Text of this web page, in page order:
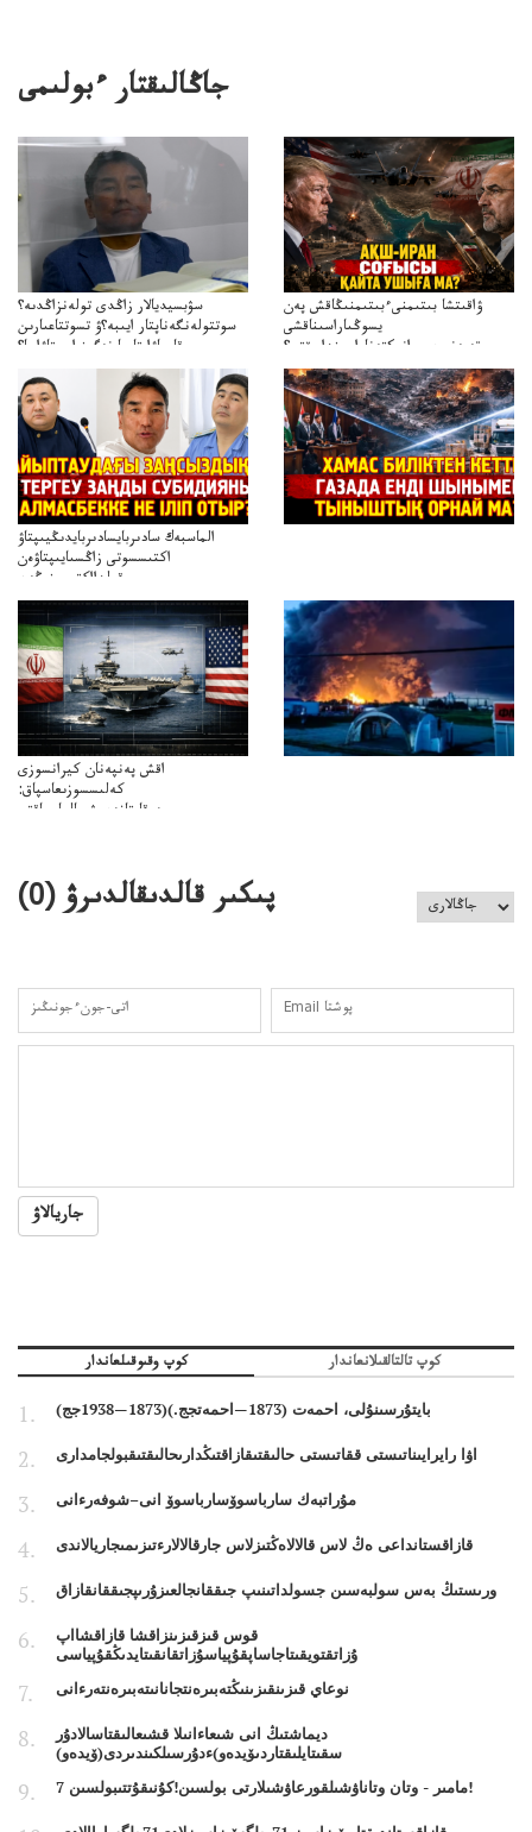
جاڭالىقتار ءبولىمى
سۋبسيديالار زاڭدى تولەنزاڭدىە؟
سوتتولەنگەناپتار ايىبە؟ۋ تسوتتاعىارىن
قايجاۋاپتارعا نەگىز ايىپتاۋا ما؟
تۇجىرىمدارىنقايتاقاراۋعانەگىزبولاالاما؟
ۋاقىتشا بىتىمنىءبىتىمنىڭاقش پەن
يسوڭىاراسىناقشى
تەپەنىرەسيرانىكتەناراسىنداعىقتى؟
تەكەتىرەسنەلىكتەنقايتاۋشىقتى؟
الماسبەك سادىربايسادىربايدىڭيىپتاۋ
اكتىسسوتى زاڭسىايىپتاۋەن
قولدااكتىسىنىڭەن
ميلليونزاڭسىزدىعىمەنقولدانوسىرىلگەنميلليوندار
اقش پەنپەنان كيرانسوزى
كەلىسسوزىعاسپاق:
دوقايتازدەسۋىجالعاسپاقتى
پىكىر قالدىقالدىرۋ (0
)
جاريالاۋ
كوپ وقىوقىلعاندار كوپ تالتالقىلانعاندار
بايتۇرسىنۇلى، احمەت (1873—احمەتجج.)(1873—1938جج)
اۋا رايرايىناتىستى ققاتىستى حالىقتىقازاقتىڭدارىحالىقتىقبولجامدارى
مۇراتبەك سارباسوۆسارباسوۆ انى–شوفەرءانى
قازاقستانداعى ەڭ لاس قالالاەڭتىزلاس جارقالالارءتىزىمىجاريالاندى
ورىستىڭ بەس سولبەسىن جسولداتىنىپ جىققانجالعىزۇرىپجىققانقازاق
قوس قىزقىزىنزاقشا قازاقشااپ
ۇزاتقتويقىتاجاساپقۇپياسۇزاتقانقىتايدىڭقۇپياسى
نوعاي قىزىنقىزىنىڭتەبىرەنتجانانىتەبىرەنتەرءانى
ديماشتىڭ انى شىعاءانىلا قشىعالىقتاسالادۇر
سقىتايلىقتاردىۆيدەو)ءدۇرسىلكىندىردى(ۆيدەو)
7 مامىر - وتان وتاناۋشىلقورعاۋشىلارتى بولسىن!كۇنىقۇتتىبولسىن!